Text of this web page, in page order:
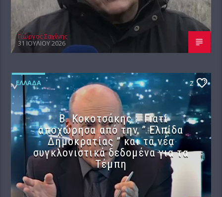
Γιώργος Σαχίνης
31 ΙΟΥΛΊΟΥ 2026
ΕΛΛΆΔΑ 2
Β. Κοκοτσάκης : Γιατί
αποχώρησα από την ” Ελπίδα
Δημοκρατίας ” και τα νέα
συγκλονιστικά δεδομένα για τα
Τέμπη